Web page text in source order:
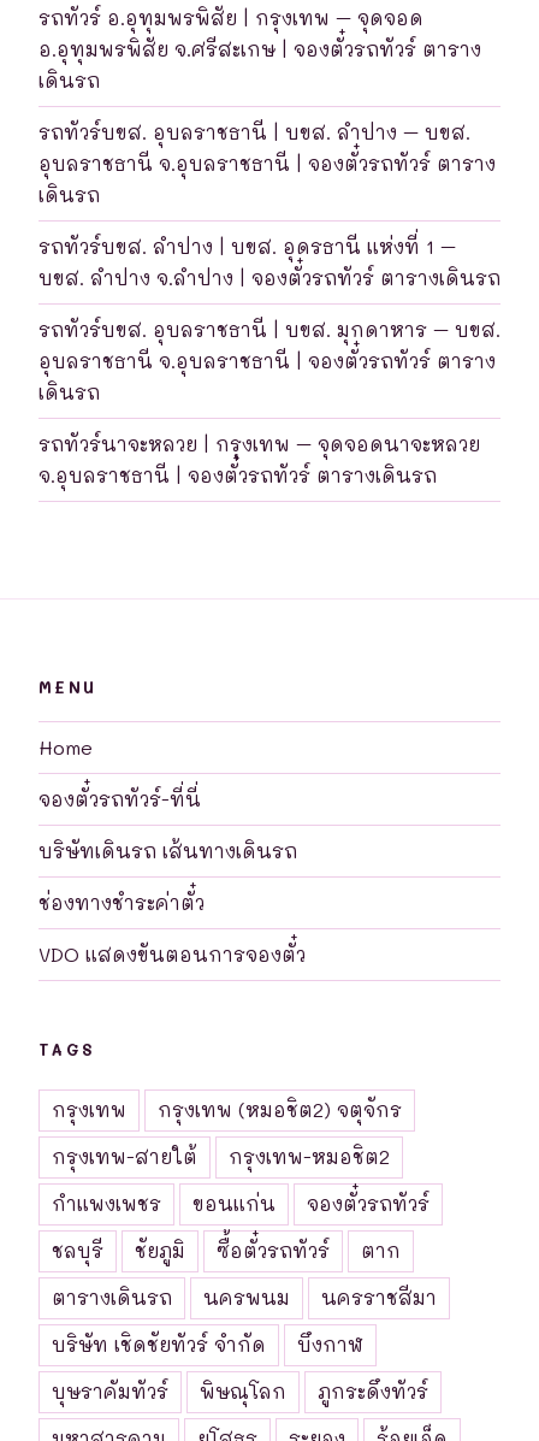
รถทัวร์ อ.อุทุมพรพิสัย | กรุงเทพ – จุดจอด
อ.อุทุมพรพิสัย จ.ศรีสะเกษ | จองตั๋วรถทัวร์ ตาราง
เดินรถ
รถทัวร์บขส. อุบลราชธานี | บขส. ลำปาง – บขส.
อุบลราชธานี จ.อุบลราชธานี | จองตั๋วรถทัวร์ ตาราง
เดินรถ
รถทัวร์บขส. ลำปาง | บขส. อุดรธานี แห่งที่ 1 –
บขส. ลำปาง จ.ลำปาง | จองตั๋วรถทัวร์ ตารางเดินรถ
รถทัวร์บขส. อุบลราชธานี | บขส. มุกดาหาร – บขส.
อุบลราชธานี จ.อุบลราชธานี | จองตั๋วรถทัวร์ ตาราง
เดินรถ
รถทัวร์นาจะหลวย | กรุงเทพ – จุดจอดนาจะหลวย
จ.อุบลราชธานี | จองตั๋วรถทัวร์ ตารางเดินรถ
MENU
Home
จองตั๋วรถทัวร์-ที่นี่
บริษัทเดินรถ เส้นทางเดินรถ
ช่องทางชำระค่าตั๋ว
VDO แสดงขันตอนการจองตั๋ว
TAGS
กรุงเทพ
กรุงเทพ (หมอชิต2) จตุจักร
กรุงเทพ-สายใต้
กรุงเทพ-หมอชิต2
กำแพงเพชร
ขอนแก่น
จองตั๋วรถทัวร์
ชลบุรี
ชัยภูมิ ซื้อตั๋วรถทัวร์
ตาก
ตารางเดินรถ
นครพนม
นครราชสีมา
บริษัท เชิดชัยทัวร์ จำกัด
บึงกาฬ
บุษราคัมทัวร์
พิษณุโลก
ภูกระดึงทัวร์